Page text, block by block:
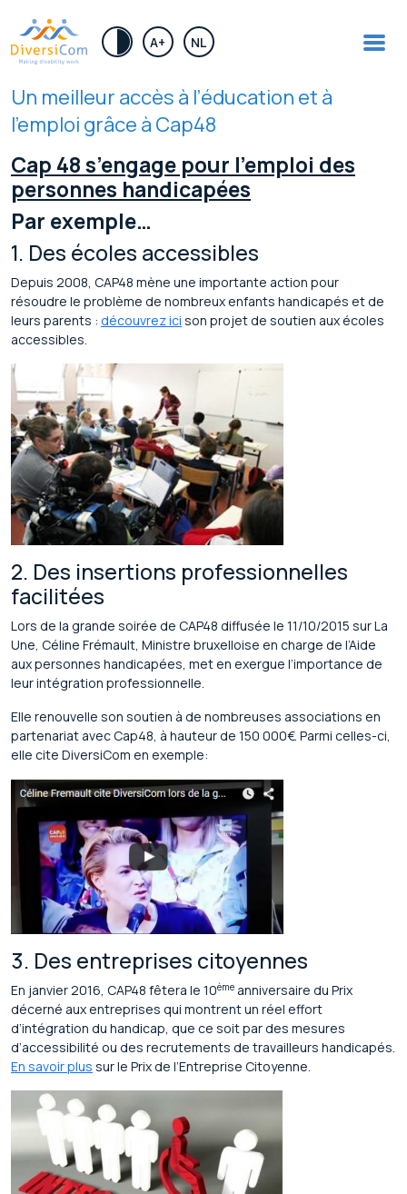
A+ NL
Un meilleur accès à l’éducation et à
l’emploi grâce à Cap48
Cap 48 s’engage pour l’emploi des
personnes handicapées
Par exemple…
1. Des écoles accessibles
Depuis 2008, CAP48 mène une importante action pour
résoudre le problème de nombreux enfants handicapés et de
leurs parents : découvrez ici son projet de soutien aux écoles
accessibles.
2. Des insertions professionnelles
facilitées
Lors de la grande soirée de CAP48 diffusée le 11/10/2015 sur La
Une, Céline Frémault, Ministre bruxelloise en charge de l’Aide
aux personnes handicapées, met en exergue l’importance de
leur intégration professionnelle.
Elle renouvelle son soutien à de nombreuses associations en
partenariat avec Cap48, à hauteur de 150 000€. Parmi celles-ci,
elle cite DiversiCom en exemple:
3. Des entreprises citoyennes
En janvier 2016, CAP48 fêtera le 10ème anniversaire du Prix
décerné aux entreprises qui montrent un réel effort
d’intégration du handicap, que ce soit par des mesures
d’accessibilité ou des recrutements de travailleurs handicapés.
En savoir plus sur le Prix de l’Entreprise Citoyenne.